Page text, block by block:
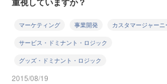
マーケティング 事業開発 カスタマージャーニ
サービス・ドミナント・ロジック
グッズ・ドミナント・ロジック
2015/08/19